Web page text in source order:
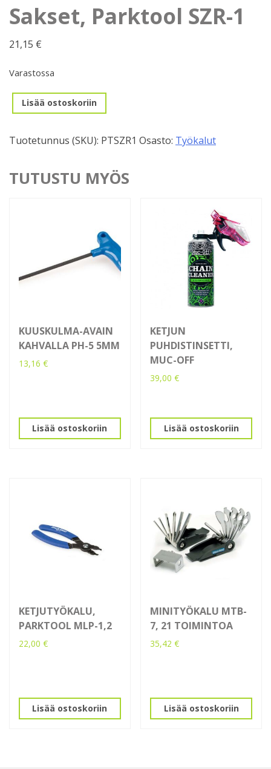
Sakset, Parktool SZR-1
21,15 €
Varastossa
Sakset,
Parktool
1
Lisää ostoskoriin
Tuotetunnus (SKU): PTSZR1 Osasto: Työkalut
TUTUSTU MYÖS
KUUSKULMA-AVAIN
KAHVALLA PH-5 5MM
13,16 €
Lisää ostoskoriin
KETJUN
PUHDISTINSETTI,
MUC-OFF
39,00€
Lisää ostoskoriin
KETJUTYÖKALU,
PARKTOOL MLP-1,2
22,00 €
Lisää ostoskoriin
MINITYÖKALU MTB-
7, 21 TOIMINTOA
35,42€
Lisää ostoskoriin